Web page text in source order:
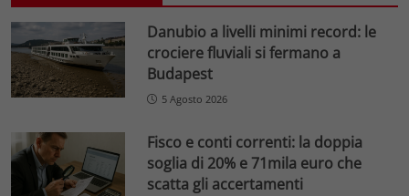
Danubio a livelli minimi record: le
crociere fluviali si fermano a
Budapest
5 Agosto 2026
Fisco e conti correnti: la doppia
soglia di 20% e 71mila euro che
scatta gli accertamenti